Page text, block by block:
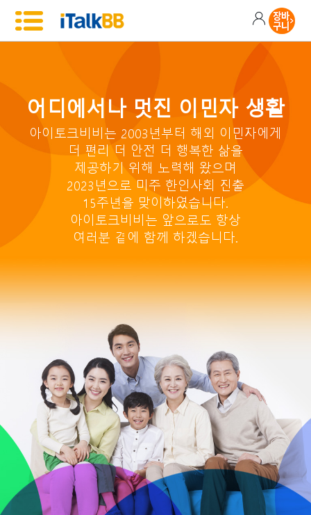
어디에서나 멋진 이민자 생활
아이토크비비는 2003년부터 해외 이민자에게
더 편리 더 안전 더 행복한 삶을
제공하기 위해 노력해 왔으며
2023년으로 미주 한인사회 진출
15주년을 맞이하였습니다.
아이토크비비는 앞으로도 항상
여러분 곁에 함께 하겠습니다.